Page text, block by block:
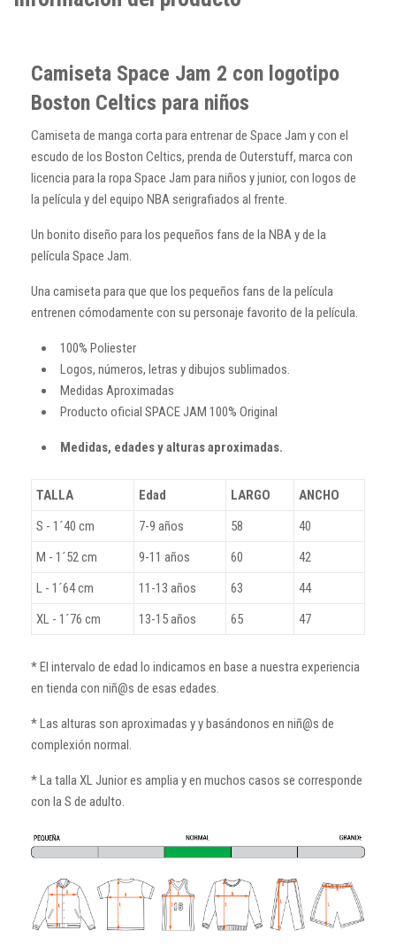
Camiseta Space Jam 2 con logotipo
Boston Celtics para niños
Camiseta de manga corta para entrenar de Space Jam y con el
escudo de los Boston Celtics, prenda de Outerstuff, marca con
licencia para la ropa Space Jam para niños y junior, con logos de
la película y del equipo NBA serigrafiados al frente.
Un bonito diseño para los pequeños fans de la NBA y de la
película Space Jam.
Una camiseta para que que los pequeños fans de la película
entrenen cómodamente con su personaje favorito de la película.
100% Poliester
Logos, números, letras y dibujos sublimados.
Medidas Aproximadas
Producto oficial SPACE JAM 100% Original
Medidas, edades y alturas aproximadas.
TALLA Edad LARGO
ANCHO
S - 1´40 cm
7-9 años 58
40
M - 1´52 cm
9-11 años 60
42
L - 1´64 cm
11-13 años 63
44
XL - 1´76 cm
13-15 años 65 47
* El intervalo de edad lo indicamos en base a nuestra experiencia
en tienda con niñ@s de esas edades.
* Las alturas son aproximadas y y basándonos en niñ@s de
complexión normal.
* La talla XL Junior es amplia y en muchos casos se corresponde
con la S de adulto.